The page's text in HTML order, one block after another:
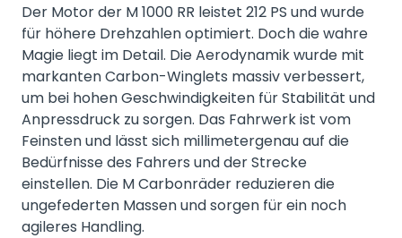
Der Motor der M 1000 RR leistet 212 PS und wurde
für höhere Drehzahlen optimiert. Doch die wahre
Magie liegt im Detail. Die Aerodynamik wurde mit
markanten Carbon-Winglets massiv verbessert,
um bei hohen Geschwindigkeiten für Stabilität und
Anpressdruck zu sorgen. Das Fahrwerk ist vom
Feinsten und lässt sich millimetergenau auf die
Bedürfnisse des Fahrers und der Strecke
einstellen. Die M Carbonräder reduzieren die
ungefederten Massen und sorgen für ein noch
agileres Handling.